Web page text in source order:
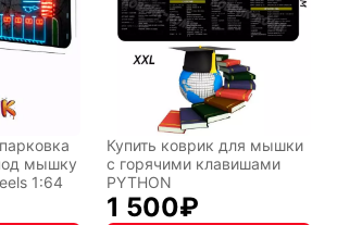
мышку
1:64
Купить коврик для мышки
с горячими клавишами
PYTHON
1 500₽